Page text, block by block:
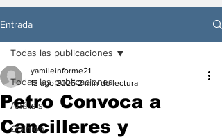
Entrada
Todas las publicaciones
Análisis
Opinión
Todas las publicaciones
Petro Convoca a
Cancilleres y
yamileinforme21
13 ago 2025 2 min de lectura